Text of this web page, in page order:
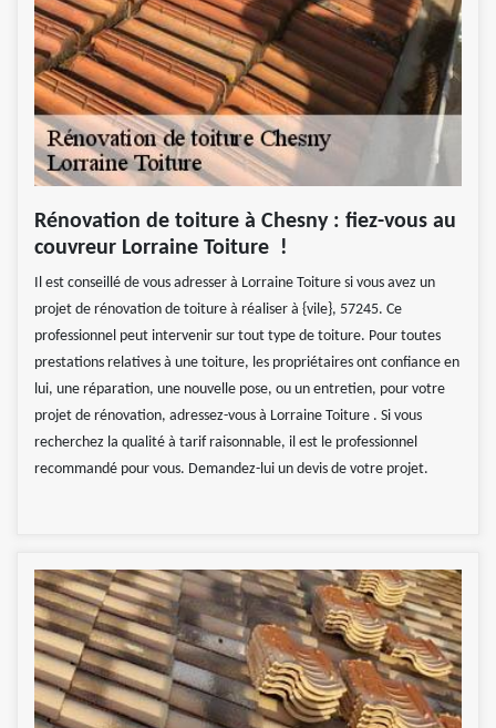
Rénovation de toiture à Chesny : fiez-vous au
couvreur Lorraine Toiture !
Il est conseillé de vous adresser à Lorraine Toiture si vous avez un
projet de rénovation de toiture à réaliser à {vile}, 57245. Ce
professionnel peut intervenir sur tout type de toiture. Pour toutes
prestations relatives à une toiture, les propriétaires ont confiance en
lui, une réparation, une nouvelle pose, ou un entretien, pour votre
projet de rénovation, adressez-vous à Lorraine Toiture . Si vous
recherchez la qualité à tarif raisonnable, il est le professionnel
recommandé pour vous. Demandez-lui un devis de votre projet.